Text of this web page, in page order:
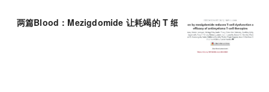
两篇Blood：Mezigdomide 让耗竭的 T 细胞“重焕活力”，破解多